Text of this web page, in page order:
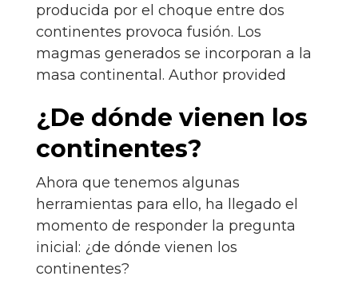
producida por el choque entre dos
continentes provoca fusión. Los
magmas generados se incorporan a la
masa continental. Author provided
¿De dónde vienen los
continentes?
Ahora que tenemos algunas
herramientas para ello, ha llegado el
momento de responder la pregunta
inicial: ¿de dónde vienen los
continentes?